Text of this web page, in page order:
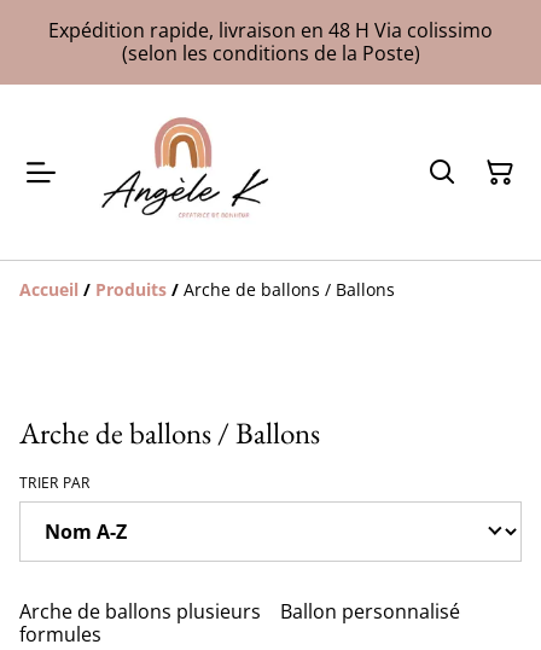
Expédition rapide, livraison en 48 H Via colissimo
(selon les conditions de la Poste)
Accueil / Produits / Arche de ballons / Ballons
Arche de ballons / Ballons
TRIER PAR
Arche de ballons plusieurs
formules
%
Ballon personnalisé